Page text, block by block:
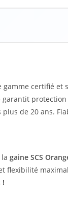
certifié et
de 20 ans.
gaine SCS
flexibilité
!